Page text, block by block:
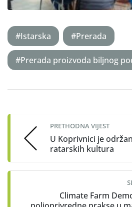
#Istarska #Prerada
#Prerada proizvoda biljnog
navigation
PRETHODNA VIJEST
U Koprivnici je
ratarskih kultura
Climate Farm